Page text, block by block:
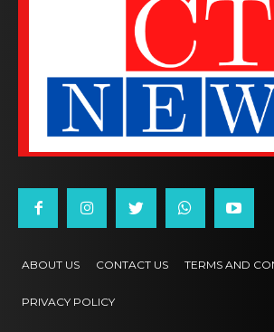
ABOUT US CONTACT US TERMS AND
PRIVACY POLICY